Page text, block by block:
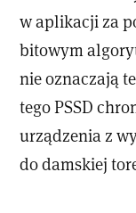
w aplikacji za
bitowym
nie oznaczają
tego PSSD
urządzenia z
do damskiej